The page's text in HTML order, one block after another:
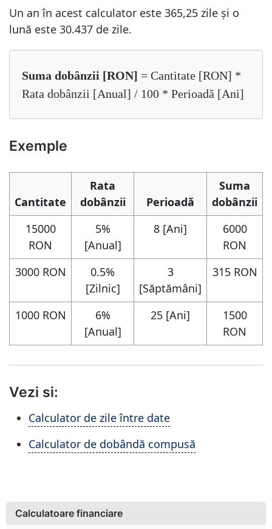
Un an în acest calculator este 365,25 zile și o
lună este 30.437 de zile.
Suma dobânzii [RON] = Cantitate [RON] *
Rata dobânzii [Anual] / 100 * Perioadă [Ani]
Exemple
Cantitate
Rata
dobânzii
Perioadă
Suma
dobânzii
15000
RON
5%
[Anual]
8 [Ani]
6000
RON
3000 RON
0.5%
[Zilnic]
3
[Săptămâni]
315 RON
1000 RON
6%
[Anual]
25 [Ani]
1500
RON
Vezi si:
Calculator de zile între date
Calculator de dobândă compusă
Calculatoare financiare